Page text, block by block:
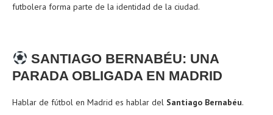
futbolera forma parte de la identidad de la ciudad.
SANTIAGO BERNABÉU: UNA
PARADA OBLIGADA EN MADRID
Hablar de fútbol en Madrid es hablar del Santiago Bernabéu.